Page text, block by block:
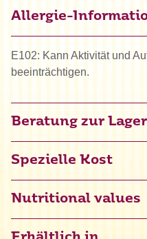
Allergie-
E102: Kann Aktivität und
beeinträchtigen.
Beratung zur
Spezielle Kost
Halal
Nutritional values